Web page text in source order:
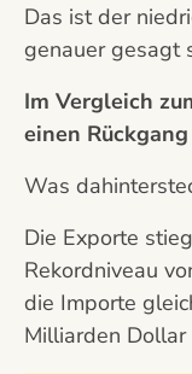
Das ist der
genauer gesagt
Im Vergleich
einen
Was
Die Exporte
Rekordniveau
die Importe
Milliarden Dollar